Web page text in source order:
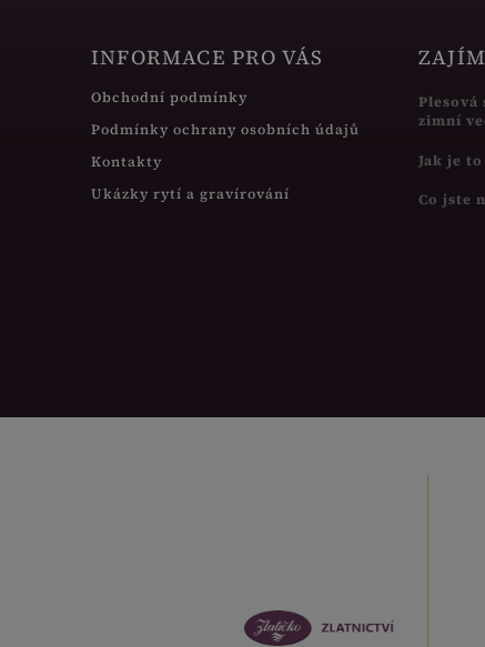
INFORMACE PRO VÁS
Obchodní podmínky
Podmínky ochrany osobních údajů
Kontakty
Ukázky rytí a gravírování
Plesová
zimní
Jak je
Co jste